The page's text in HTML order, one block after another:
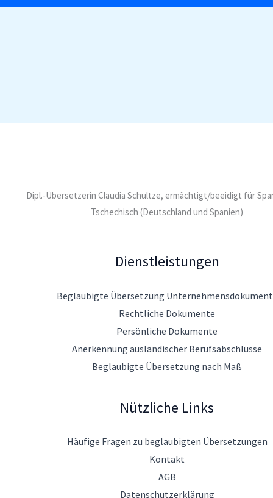
Dipl.-Übersetzerin Claudia Schultze, ermächtigt/beeidigt für
Tschechisch (Deutschland und Spanien)
Dienstleistungen
Beglaubigte Übersetzung
Rechtliche Dokumente
Persönliche Dokumente
Anerkennung ausländischer Berufsabschlüsse
Beglaubigte Übersetzung nach Maß
Nützliche Links
Häufige Fragen zu beglaubigten Übersetzungen
Kontakt
AGB
Datenschutzerklärung